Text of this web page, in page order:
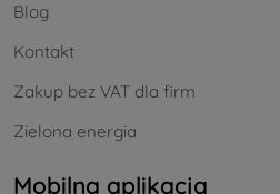
Blog
Kontakt
Zakup bez VAT dla firm
Zielona energia
Mobilna aplikacja